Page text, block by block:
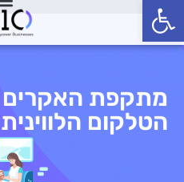
פתח סרגל
מתקפת
הטלקום